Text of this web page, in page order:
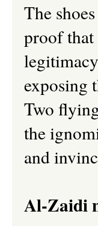
The
proof that
exposing
Two
the
and
Al-Zaidi